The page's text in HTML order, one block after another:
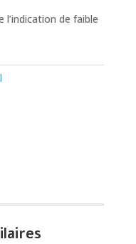
l’indication de faible